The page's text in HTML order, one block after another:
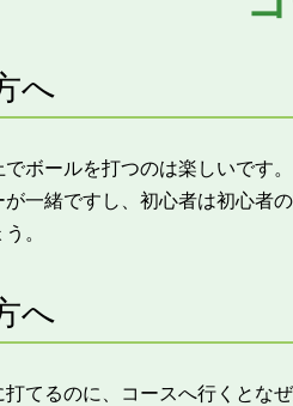
へ
ボールを打つのは楽しいです
が一緒ですし、初心者は初心者
。
へ
てるのに、コースへ行くとな